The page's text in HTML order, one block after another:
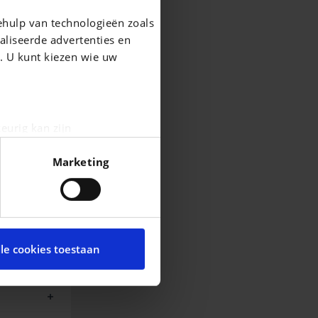
van technologieën zoals
advertenties en
U kunt kiezen wie uw
detailgedeeltein. U
media te bieden en om
met onze partners voor
andere informatie die u
Marketing
cookies toestaan